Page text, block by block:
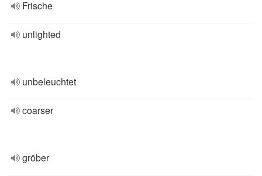
Frische
unlighted
unbeleuchtet
coarser
gröber